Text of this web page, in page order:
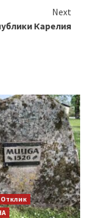
Next
Карелия
Отклик